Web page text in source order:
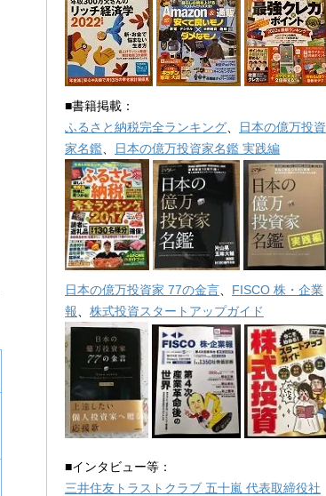
■書籍掲載：
ふるさと納税完全ランキング、
日本の億万投資
家名鑑、 日本の億万投資家名鑑 実践編
日本の億万投資家 77の金言、 FISCO 株・企業
報、 株式投資スタートアップガイド
■インタビュー等：
三井住友トラストクラブ 五十嵐 代表取締役社